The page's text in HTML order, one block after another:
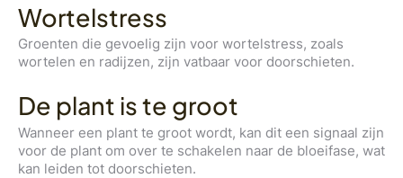
Wortelstress
Groenten die gevoelig zijn voor wortelstress, zoals
wortelen en radijzen, zijn vatbaar voor doorschieten.
De plant is te groot
Wanneer een plant te groot wordt, kan dit een signaal zijn
voor de plant om over te schakelen naar de bloeifase, wat
kan leiden tot doorschieten.